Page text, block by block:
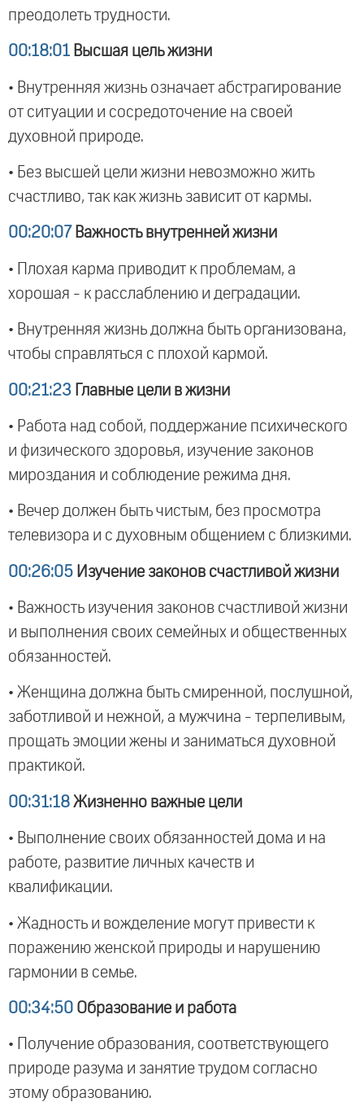
преодолеть трудности.
00:18:01 Высшая цель жизни
• Внутренняя жизнь означает абстрагирование
от ситуации и сосредоточение на своей
духовной природе.
• Без высшей цели жизни невозможно жить
счастливо, так как жизнь зависит от кармы.
00:20:07 Важность внутренней жизни
• Плохая карма приводит к проблемам, а
хорошая - к расслаблению и деградации.
• Внутренняя жизнь должна быть организована,
чтобы справляться с плохой кармой.
00:21:23 Главные цели в жизни
• Работа над собой, поддержание психического
и физического здоровья, изучение законов
мироздания и соблюдение режима дня.
• Вечер должен быть чистым, без просмотра
телевизора и с духовным общением с близкими.
00:26:05 Изучение законов счастливой жизни
• Важность изучения законов счастливой жизни
и выполнения своих семейных и общественных
обязанностей.
• Женщина должна быть смиренной, послушной,
заботливой и нежной, а мужчина - терпеливым,
прощать эмоции жены и заниматься духовной
практикой.
00:31:18 Жизненно важные цели
• Выполнение своих обязанностей дома и на
работе, развитие личных качеств и
квалификации.
• Жадность и вожделение могут привести к
поражению женской природы и нарушению
гармонии в семье.
00:34:50 Образование и работа
• Получение образования, соответствующего
природе разума и занятие трудом согласно
этому образованию.